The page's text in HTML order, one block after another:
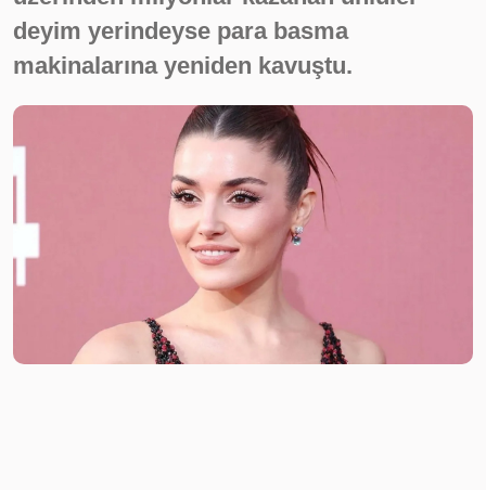
deyim yerindeyse para basma
makinalarına yeniden kavuştu.